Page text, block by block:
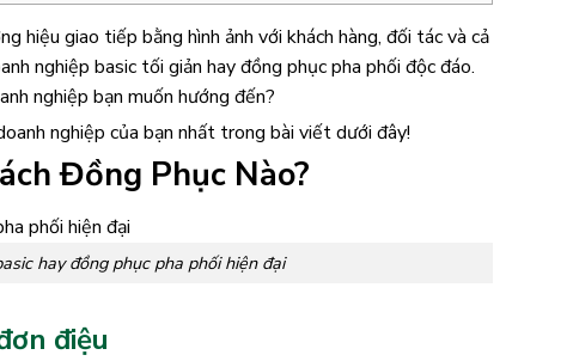
hiệu giao tiếp bằng hình ảnh với khách hàng, đối tác và cả
nghiệp basic tối giản hay đồng phục pha phối độc đáo.
nghiệp bạn muốn hướng đến?
nghiệp của bạn nhất trong bài viết dưới đây!
Đồng Phục Nào?
hay đồng phục pha phối hiện đại
điệu